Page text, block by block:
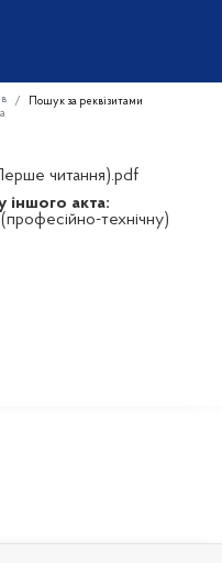
Пошук за реквізитами
читання).pdf
іншого акта:
технічну)